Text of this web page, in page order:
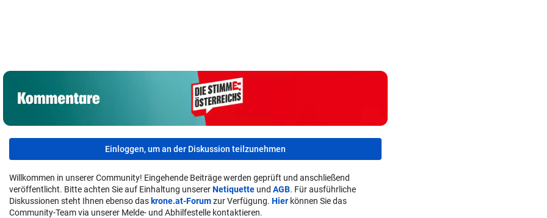
Einloggen, um an der Diskussion teilzunehmen
Willkommen in unserer Community! Eingehende Beiträge werden geprüft und anschließend
veröffentlicht. Bitte achten Sie auf Einhaltung unsererNetiquette und AGB. Für ausführliche
Diskussionen steht Ihnen ebenso das krone.at-Forumzur Verfügung. Hier können Sie das
Community-Team via unserer Melde- und Abhilfestelle kontaktieren.